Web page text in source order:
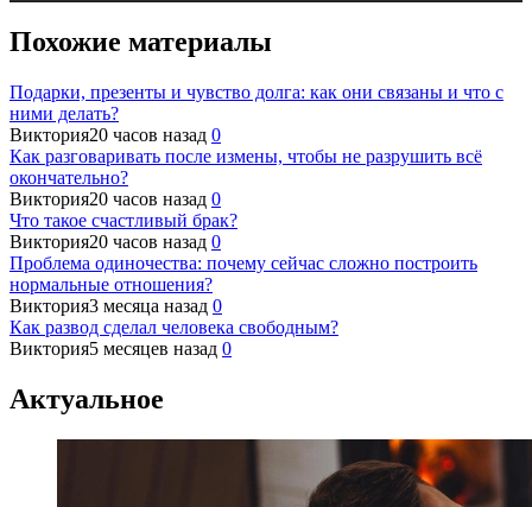
Похожие материалы
Подарки, презенты и чувство долга: как они связаны и что с
ними делать?
Виктория20 часов назад 0
Как разговаривать после измены, чтобы не разрушить всё
окончательно?
Виктория20 часов назад 0
Что такое счастливый брак?
Виктория20 часов назад 0
Проблема одиночества: почему сейчас сложно построить
нормальные отношения?
Виктория3 месяца назад 0
Как развод сделал человека свободным?
Виктория5 месяцев назад 0
Актуальное